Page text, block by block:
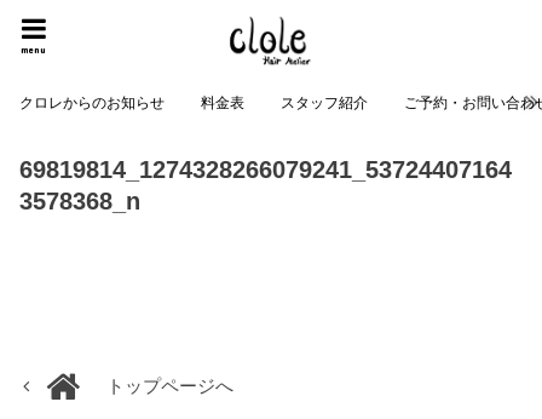
menu
クロレからのお知らせ 料金表 スタッフ紹介 ご予約・お問い合わ
69819814_1274328266079241_53724407164
3578368_n
トップページへ